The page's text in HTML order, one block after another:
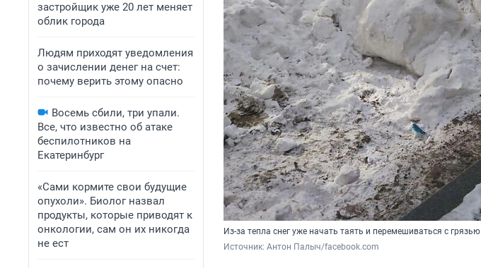
застройщик уже 20 лет меняет
облик города
Людям приходят уведомления
о зачислении денег на счет:
почему верить этому опасно
Восемь сбили, три упали.
Все, что известно об атаке
беспилотников на
Екатеринбург
«Сами кормите свои будущие
опухоли». Биолог назвал
продукты, которые приводят к
онкологии, сам он их никогда
не ест
Из-за тепла снег уже начать таять и перемешиваться с грязью
Источник: Антон Палыч/facebook.com